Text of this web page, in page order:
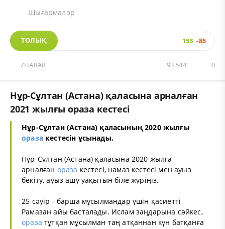
Шығармалар
ТОЛЫҚ 153 -85
ZHARAR 0
93 544
Нұр-Сұлтан (Астана) қаласына арналған
2021 жылғы ораза кестесі
Нұр-Сұлтан (Астана) қаласының 2020 жылғы
оразакестесін ұсынады.
Нұр-Сұлтан (Астана) қаласына 2020 жылға
арналған ораза кестесі, намаз кестесі мен ауыз
бекіту, ауыз ашу уақытын біле жүріңіз.
25 сәуір - барша мұсылмандар үшін қасиетті
Рамазан айы басталады. Ислам заңдарына сәйкес,
ораза тұтқан мұсылман таң атқаннан күн батқанға